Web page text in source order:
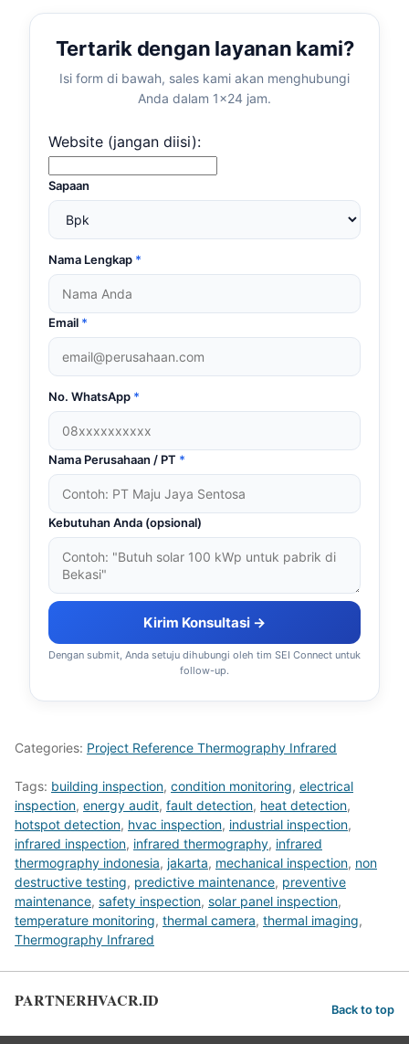
Tertarik dengan layanan kami?
Isi form di bawah, sales kami akan menghubungi
Anda dalam 1×24 jam.
Website (jangan diisi):
Sapaan
Nama Lengkap *
Email *
No. WhatsApp *
Nama Perusahaan / PT *
Kebutuhan Anda (opsional)
Kirim Konsultasi →
Dengan submit, Anda setuju dihubungi oleh tim SEI Connect untuk
follow-up.
Categories: Project Reference Thermography Infrared
Tags: building inspection, condition monitoring, electrical
inspection, energy audit, fault detection, heat detection,
hotspot detection, hvac inspection, industrial inspection,
infrared inspection, infrared thermography, infrared
thermography indonesia, jakarta, mechanical inspection, non
destructive testing, predictive maintenance, preventive
maintenance, safety inspection, solar panel inspection,
temperature monitoring, thermal camera, thermal imaging,
Thermography Infrared
PARTNERHVACR.ID Back to top